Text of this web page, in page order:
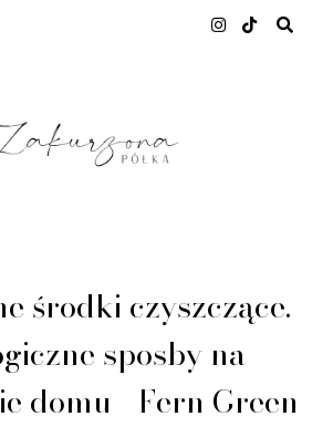
środki czyszczące.
sposby na
domu - Fern Green
from Google to deliver its
usage statistics, and to detect
LEARN MORE